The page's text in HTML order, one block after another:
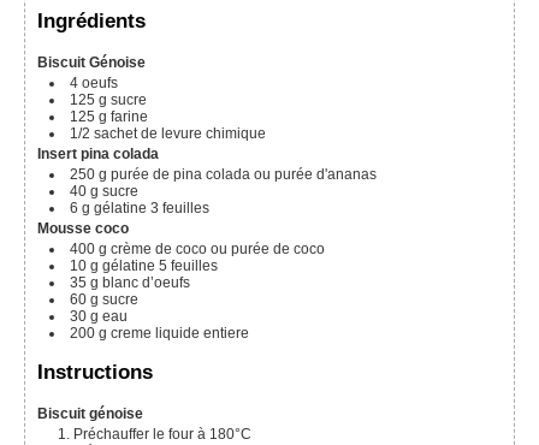
Ingrédients
Biscuit Génoise
4 oeufs
125 g sucre
125 g farine
1/2 sachet de levure chimique
Insert pina colada
250 g purée de pina colada ou purée d'ananas
40 g sucre
6 g gélatine 3 feuilles
Mousse coco
400 g crème de coco ou purée de coco
10 g gélatine 5 feuilles
35 g blanc d’oeufs
60 g sucre
30 g eau
200 g creme liquide entiere
Instructions
Biscuit génoise
Préchauffer le four à 180°C